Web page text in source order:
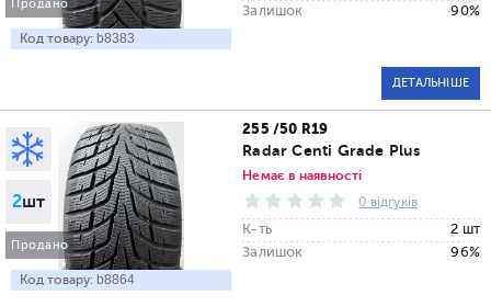
Продано
Код товару: b8383
Залишок
90%
ДЕТАЛЬНІШЕ
2шт
Продано
Код товару: b8864
255 /50 R19
Radar Centi Grade Plus
Немає в наявності
0 відгуків
К-ть
2 шт
Залишок
96%